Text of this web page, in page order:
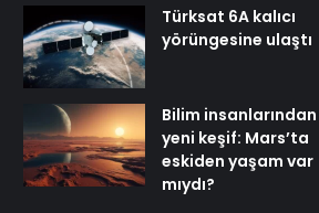
Türksat 6A kalıcı
yörüngesine ulaştı
Bilim insanlarından
yeni keşif: Mars’ta
eskiden yaşam var
mıydı?